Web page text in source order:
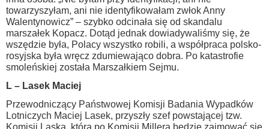
towarzyszyłam, ani nie identyfikowałam zwłok Anny
Walentynowicz” – szybko odcinała się od skandalu
marszałek Kopacz. Dotąd jednak dowiadywaliśmy się, że
wszędzie była, Polacy wszystko robili, a współpraca polsko-
rosyjska była wręcz zdumiewająco dobra. Po katastrofie
smoleńskiej została Marszałkiem Sejmu.
L – Lasek Maciej
Przewodniczący Państwowej Komisji Badania Wypadków
Lotniczych Maciej Lasek, przyszły szef powstającej tzw.
Komisji Laska, która po Komisji Millera będzie zajmować się